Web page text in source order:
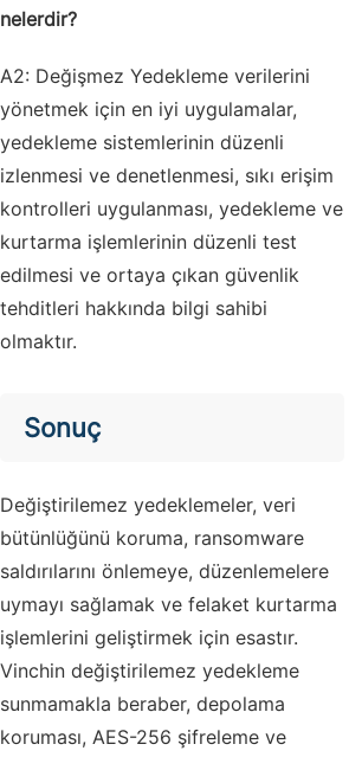
nelerdir?
A2: Değişmez Yedekleme verilerini
yönetmek için en iyi uygulamalar,
yedekleme sistemlerinin düzenli
izlenmesi ve denetlenmesi, sıkı erişim
kontrolleri uygulanması, yedekleme ve
kurtarma işlemlerinin düzenli test
edilmesi ve ortaya çıkan güvenlik
tehditleri hakkında bilgi sahibi
olmaktır.
Sonuç
Değiştirilemez yedeklemeler, veri
bütünlüğünü koruma, ransomware
saldırılarını önlemeye, düzenlemelere
uymayı sağlamak ve felaket kurtarma
işlemlerini geliştirmek için esastır.
Vinchin değiştirilemez yedekleme
sunmamakla beraber, depolama
koruması, AES-256 şifreleme ve